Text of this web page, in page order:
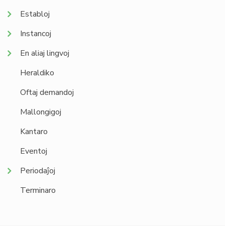
Establoj
Instancoj
En aliaj lingvoj
Heraldiko
Oftaj demandoj
Mallongigoj
Kantaro
Eventoj
Periodaĵoj
Terminaro